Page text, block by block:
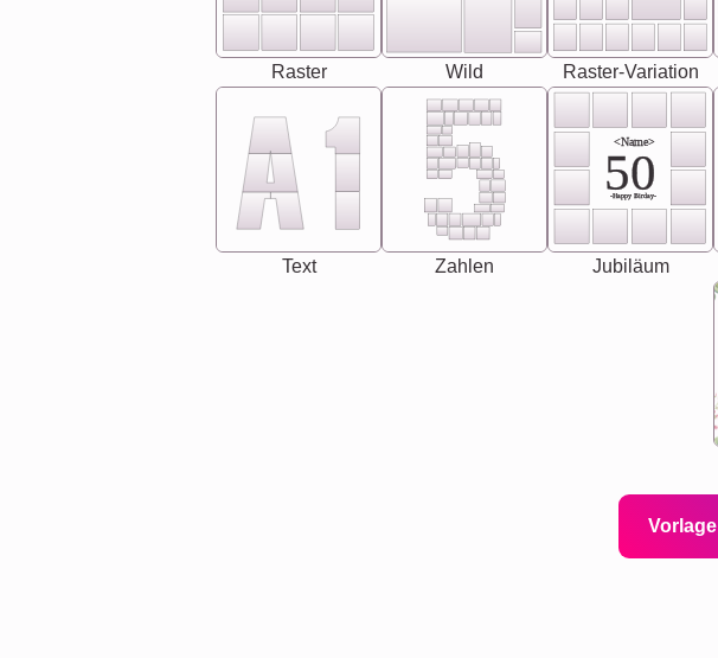
Raster Wild Raster-Variation
Text Zahlen
<Name>
50
-Happy Birday-
Jubiläum